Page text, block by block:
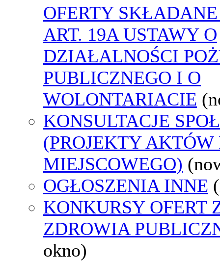
OFERTY
ART. 19A USTAWY O
DZIAŁALNOŚCI
PUBLICZNEGO I O
WOLONTARIACIE
KONSULTACJE
(PROJEKTY AKTÓW
MIEJSCOWEGO)
OGŁOSZENIA INNE
KONKURSY OFERT
ZDROWIA
okno)